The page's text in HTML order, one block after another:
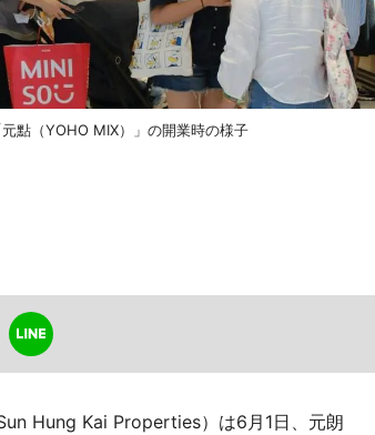
點（YOHO MIX）」の開業時の様子
Hung Kai Properties）は6月1日、元朗